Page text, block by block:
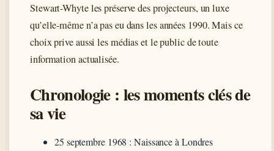
Stewart-Whyte les préserve des projecteurs, un luxe
qu’elle-même n’a pas eu dans les années 1990. Mais ce
choix prive aussi les médias et le public de toute
information actualisée.
Chronologie : les moments clés de
sa vie
25 septembre 1968 : Naissance à Londres